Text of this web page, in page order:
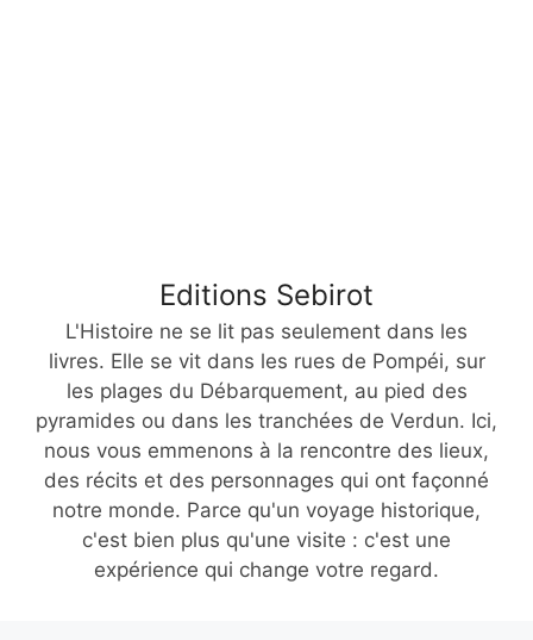
Editions Sebirot
L'Histoire ne se lit pas seulement dans les
livres. Elle se vit dans les rues de Pompéi, sur
les plages du Débarquement, au pied des
pyramides ou dans les tranchées de Verdun. Ici,
nous vous emmenons à la rencontre des lieux,
des récits et des personnages qui ont façonné
notre monde. Parce qu'un voyage historique,
c'est bien plus qu'une visite : c'est une
expérience qui change votre regard.